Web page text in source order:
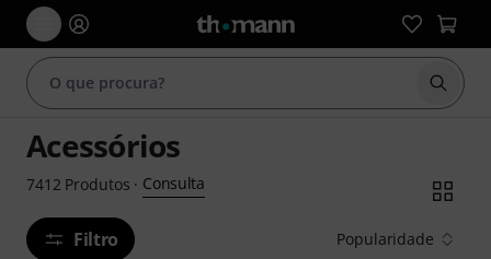
Iniciar
Acessórios
7412 Produtos · Consulta
Filtro Popularidade